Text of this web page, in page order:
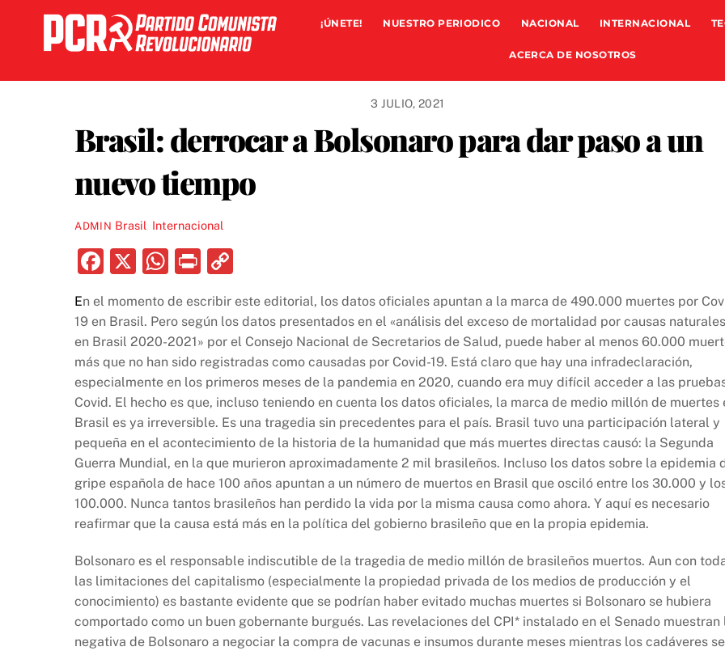
content
¡ÚNETE! NUESTRO PERIODICO NACIONAL INTERNACIONAL
ACERCA DE NOSOTROS
3 JULIO, 2021
Brasil: derrocar a Bolsonaro para dar paso a un
nuevo tiempo
ADMIN Brasil Internacional
F
c
e
b
o
o
k
X
W
at
s
A
p
p
P
nt p
y
Li
n
k
En el momento de escribir este editorial, los datos oficiales apuntan a la marca de 490.000 muertes por
19 en Brasil. Pero según los datos presentados en el «análisis del exceso de mortalidad por causas naturales
en Brasil 2020-2021» por el Consejo Nacional de Secretarios de Salud, puede haber al menos 60.000
más que no han sido registradas como causadas por Covid-19. Está claro que hay una infradeclaración,
especialmente en los primeros meses de la pandemia en 2020, cuando era muy difícil acceder a las
Covid. El hecho es que, incluso teniendo en cuenta los datos oficiales, la marca de medio millón de muertes
Brasil es ya irreversible. Es una tragedia sin precedentes para el país. Brasil tuvo una participación lateral y
pequeña en el acontecimiento de la historia de la humanidad que más muertes directas causó: la Segunda
Guerra Mundial, en la que murieron aproximadamente 2 mil brasileños. Incluso los datos sobre la epidemia
gripe española de hace 100 años apuntan a un número de muertos en Brasil que osciló entre los 30.000 y
100.000. Nunca tantos brasileños han perdido la vida por la misma causa como ahora. Y aquí es necesario
reafirmar que la causa está más en la política del gobierno brasileño que en la propia epidemia.
Bolsonaro es el responsable indiscutible de la tragedia de medio millón de brasileños muertos. Aun con
las limitaciones del capitalismo (especialmente la propiedad privada de los medios de producción y el
conocimiento) es bastante evidente que se podrían haber evitado muchas muertes si Bolsonaro se hubiera
comportado como un buen gobernante burgués. Las revelaciones del CPI* instalado en el Senado muestran
negativa de Bolsonaro a negociar la compra de vacunas e insumos durante meses mientras los cadáveres se